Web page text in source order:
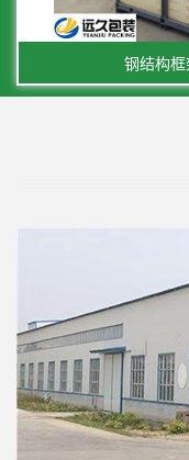
钢结构